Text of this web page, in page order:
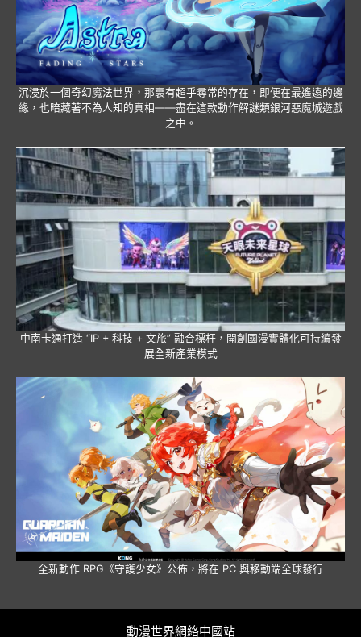
沉浸於一個奇幻魔法世界，那裏有超乎尋常的存在，即便在最遙遠的邊
緣，也暗藏著不為人知的真相——盡在這款動作解謎類銀河惡魔城遊戲
之中。
中南卡通打造 “IP + 科技 + 文旅” 融合標杆，開創國漫實體化可持續發
展全新產業模式
全新動作 RPG《守護少女》公佈，將在 PC 與移動端全球發行
動漫世界網絡中國站